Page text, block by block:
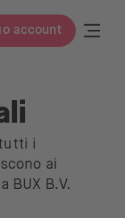
account
i
ai
BUX B.V.
Close